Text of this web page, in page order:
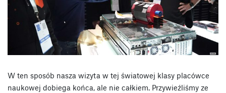
W ten sposób nasza wizyta w tej światowej klasy placówce
naukowej dobiega końca, ale nie całkiem. Przywieźliśmy ze